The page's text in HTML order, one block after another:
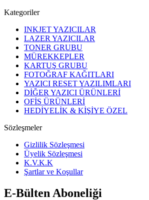
Kategoriler
INKJET YAZICILAR
LAZER YAZICILAR
TONER GRUBU
MÜREKKEPLER
KARTUŞ GRUBU
FOTOĞRAF KAĞITLARI
YAZICI RESET YAZILIMLARI
DİĞER YAZICI ÜRÜNLERİ
OFİS ÜRÜNLERİ
HEDİYELİK & KİŞİYE ÖZEL
Sözleşmeler
Gizlilik Sözleşmesi
Üyelik Sözleşmesi
K.V.K.K
Şartlar ve Koşullar
E-Bülten Aboneliği